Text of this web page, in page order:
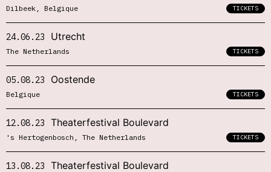
Dilbeek, Belgique TICKETS
24.06.23 Utrecht
The Netherlands TICKETS
05.08.23 Oostende
Belgique TICKETS
12.08.23 Theaterfestival Boulevard
's Hertogenbosch, The Netherlands TICKETS
13.08.23 Theaterfestival Boulevard